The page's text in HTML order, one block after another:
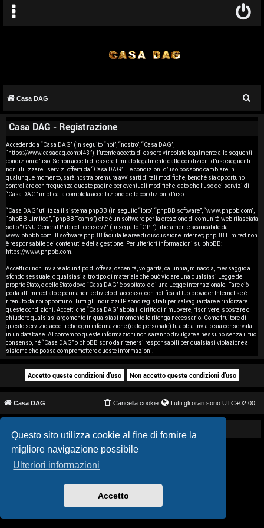
Questo sito utilizza cookie al fine di fornire la
migliore navigazione possibile
Ulteriori informazioni
Accetto
r
g
o
m
e
n
t
i
s
e
n
z
i
s
p
o
t
Casa DAG
Casa DAG - Registrazione
Accedendo a “Casa DAG” (in seguito “noi”, “nostro”, “Casa DAG”,
“https://www.casadag.com:443”), l’utente accetta di essere vincolato legalmente alle seguenti
condizioni d’uso. Se non accetti di essere limitato legalmente dalle condizioni d’uso seguenti
non utilizzare i servizi offerti da “Casa DAG”. Le condizioni d’uso possono cambiare in
qualunque momento, sarà nostra premura avvisarti di tali modifiche, benché sia opportuno
controllare con frequenza queste pagine per eventuali modifiche, dato che l’uso dei servizi di
“Casa DAG” implica la completa accettazione delle condizioni d’uso.
“Casa DAG” utilizza il sistema phpBB (in seguito “loro”, “phpBB software”, “www.phpbb.com”,
“phpBB Limited”, “phpBB Teams”) che è un software per la creazione di comunità web rilasciata
sotto “GNU General Public License v2” (in seguito “GPL”) liberamente scaricabile da
www.phpbb.com . Il software phpBB facilita le aree di discussione internet; phpBB Limited non
è responsabile dei contenuti e della gestione. Per ulteriori informazioni su phpBB:
https://www.phpbb.com
Accetti di non inviare alcun tipo di offesa, oscenità, volgarità, calunnia, minaccia, messaggio a
sfondo sessuale, o qualsiasi altro tipo di materiale che può violare una qualsiasi Legge del
proprio Stato, o dello Stato dove “Casa DAG” è ospitato, o di una Legge internazionale. Fare ciò
porta all’immediato e permanente divieto di accesso, con notifica al tuo provider Internet se è
ritenuto da noi opportuno. Tutti gli indirizzi IP sono registrati per salvaguardare e rinforzare
queste condizioni. Accetti che “Casa DAG” abbia il diritto di rimuovere, riscrivere, spostare o
chiudere qualsiasi argomento in qualsiasi momento lo ritenga necessario. Come fruitore di
questo servizio, accetti che ogni informazione (dato personale) tu abbia inviato sia conservata
in un database. Al contempo queste informazioni non saranno divulgate a nessuno senza il tuo
consenso, né “Casa DAG” o phpBB sono da ritenersi responsabili per qualsiasi violazione al
sistema che possa compromettere queste informazioni.
Casa DAG Tutti gli orari sono UTC+02:00
Cancella cookie